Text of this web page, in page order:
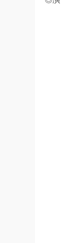
布
文
泰·
尼
奥
黄
伊
朱
杰
劳
凯
布
埃
因
安
吉
莫
克